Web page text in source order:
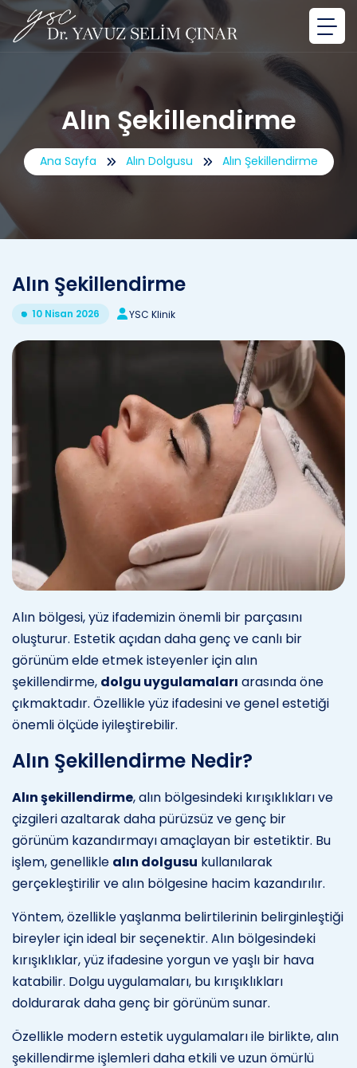
Alın Şekillendirme
Ana Sayfa Alın Dolgusu Alın Şekillendirme
Alın Şekillendirme
10 Nisan 2026 YSC Klinik
Alın bölgesi, yüz ifademizin önemli bir parçasını
oluşturur. Estetik açıdan daha genç ve canlı bir
görünüm elde etmek isteyenler için alın
şekillendirme, dolgu uygulamaları arasında öne
çıkmaktadır. Özellikle yüz ifadesini ve genel estetiği
önemli ölçüde iyileştirebilir.
Alın Şekillendirme Nedir?
Alın şekillendirme, alın bölgesindeki kırışıklıkları ve
çizgileri azaltarak daha pürüzsüz ve genç bir
görünüm kazandırmayı amaçlayan bir estetiktir. Bu
işlem, genellikle alın dolgusu kullanılarak
gerçekleştirilir ve alın bölgesine hacim kazandırılır.
Yöntem, özellikle yaşlanma belirtilerinin belirginleştiği
bireyler için ideal bir seçenektir. Alın bölgesindeki
kırışıklıklar, yüz ifadesine yorgun ve yaşlı bir hava
katabilir. Dolgu uygulamaları, bu kırışıklıkları
doldurarak daha genç bir görünüm sunar.
Özellikle modern estetik uygulamaları ile birlikte, alın
şekillendirme işlemleri daha etkili ve uzun ömürlü